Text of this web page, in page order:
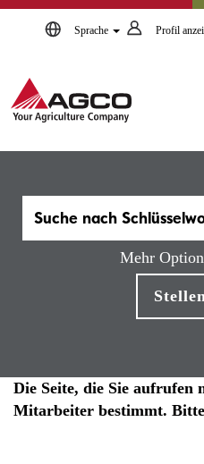
Sprache Profil
Mehr
Die Seite, die Sie aufrufen
Mitarbeiter bestimmt.